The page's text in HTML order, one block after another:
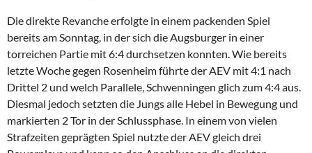
Die direkte Revanche erfolgte in einem packenden Spiel
bereits am Sonntag, in der sich die Augsburger in einer
torreichen Partie mit 6:4 durchsetzen konnten. Wie bereits
letzte Woche gegen Rosenheim führte der AEV mit 4:1 nach
Drittel 2 und welch Parallele, Schwenningen glich zum 4:4 aus.
Diesmal jedoch setzten die Jungs alle Hebel in Bewegung und
markierten 2 Tor in der Schlussphase. In einem von vielen
Strafzeiten geprägten Spiel nutzte der AEV gleich drei